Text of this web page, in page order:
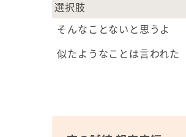
選択肢
そんなことないと思うよ
似たようなことは言われた